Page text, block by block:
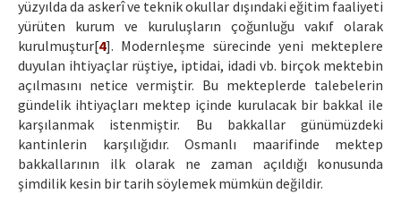
yüzyılda da askerî ve teknik okullar dışındaki eğitim faaliyeti
yürüten kurum ve kuruluşların çoğunluğu vakıf olarak
kurulmuştur[4]. Modernleşme sürecinde yeni mekteplere
duyulan ihtiyaçlar rüştiye, iptidai, idadi vb. birçok mektebin
açılmasını netice vermiştir. Bu mekteplerde talebelerin
gündelik ihtiyaçları mektep içinde kurulacak bir bakkal ile
karşılanmak istenmiştir. Bu bakkallar günümüzdeki
kantinlerin karşılığıdır. Osmanlı maarifinde mektep
bakkallarının ilk olarak ne zaman açıldığı konusunda
şimdilik kesin bir tarih söylemek mümkün değildir.